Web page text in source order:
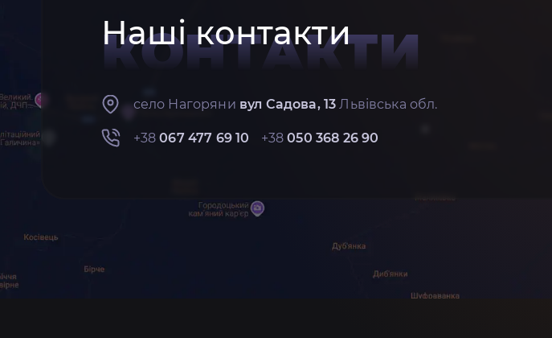
Наші контакти
КОНТАКТИ
село Нагоряни вул Садова, 13 Львівська обл.
+38067 477 69 10 +38050 368 26 90